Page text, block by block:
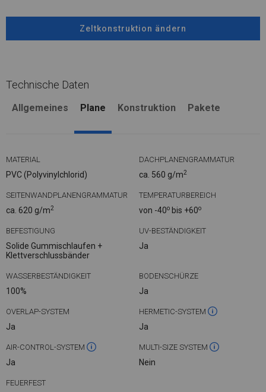
Zeltkonstruktion ändern
Technische Daten
Allgemeines Plane Konstruktion Pakete
MATERIAL
PVC (Polyvinylchlorid)
DACHPLANENGRAMMATUR
ca. 560 g/m2
SEITENWANDPLANENGRAMMATUR
ca. 620 g/m2
TEMPERATURBEREICH
von -40o bis +60o
BEFESTIGUNG
Solide Gummischlaufen +
Klettverschlussbänder
UV-BESTÄNDIGKEIT
Ja
WASSERBESTÄNDIGKEIT
100%
BODENSCHÜRZE
Ja
OVERLAP-SYSTEM
Ja
HERMETIC-SYSTEM
Ja
AIR-CONTROL-SYSTEM
Ja
MULTI-SIZE SYSTEM
Nein
FEUERFEST